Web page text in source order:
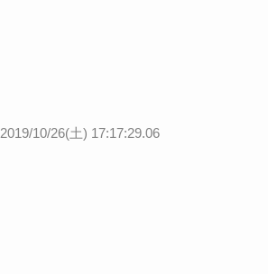
2019/10/26(土) 17:17:29.06